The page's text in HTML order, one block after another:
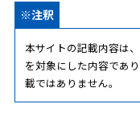
※注釈
本サイトの記載内容は
を対象にした内容であ
載ではありません。